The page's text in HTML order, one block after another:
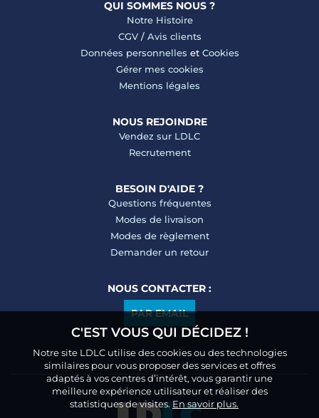
QUI SOMMES NOUS ?
Notre Histoire
CGV/ Avis clients
Données personnelles et Cookies
Gérer mes cookies
Mentions légales
NOUS REJOINDRE
Vendez sur LDLC
Recrutement
BESOIN D'AIDE ?
Questions fréquentes
Modes de livraison
Modes de règlement
Demander un retour
NOUS CONTACTER :
PAR EMAIL
C'EST VOUS QUI DÉCIDEZ !
Notre site LDLC utilise des cookies ou des technologies
similaires pour vous proposer des services et offres
adaptés à vos centres d’intérêt, vous garantir une
meilleure expérience utilisateur et réaliser des
statistiques de visites.En savoir plus.